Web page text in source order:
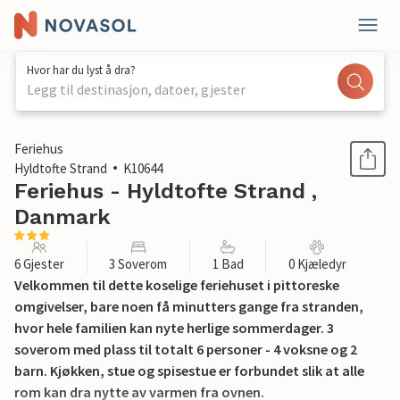
Hvor har du lyst å dra?
Legg til destinasjon, datoer, gjester
1 / 19
Feriehus
Hyldtofte Strand
K10644
Feriehus - Hyldtofte Strand ,
Danmark
6 Gjester 3 Soverom 1 Bad 0 Kjæledyr
Velkommen til dette koselige feriehuset i pittoreske
omgivelser, bare noen få minutters gange fra stranden,
hvor hele familien kan nyte herlige sommerdager. 3
soverom med plass til totalt 6 personer - 4 voksne og 2
barn. Kjøkken, stue og spisestue er forbundet slik at alle
rom kan dra nytte av varmen fra ovnen.